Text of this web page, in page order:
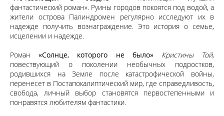
фантастический роман». Руины городов покоятся под водой, а
жители острова Палиндромен регулярно исследуют их в
надежде получить вознаграждение. Это история о семье,
исцелении и надежде.
Роман«Солнце, которого не было» Кристины Той,
повествующий о поколении необычных подростков,
родившихся на Земле после катастрофической войны,
перенесет в Постапокалиптический мир, где справедливость,
свобода, личный выбор становятся первостепенными и
понравятся любителям фантастики.